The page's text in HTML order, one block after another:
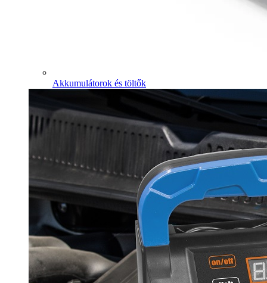
Akkumulátorok és töltők